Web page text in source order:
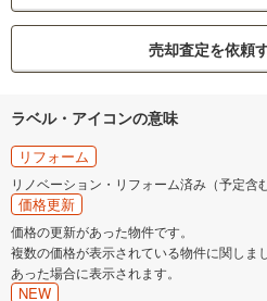
売却査定を依頼
ラベル・アイコンの意味
リフォーム
リノベーション・リフォーム済み（予定含
価格更新
価格の更新があった物件です。
複数の価格が表示されている物件に関しま
あった場合に表示されます。
NEW